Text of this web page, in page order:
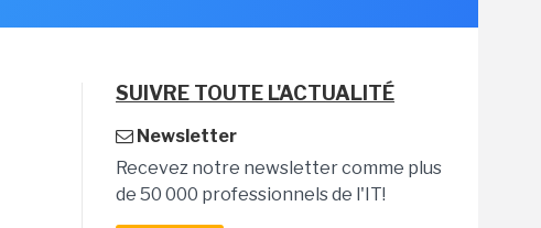
SUIVRE TOUTE L'ACTUALITÉ
Newsletter
Recevez notre newsletter comme plus
de 50 000 professionnels de l'IT!